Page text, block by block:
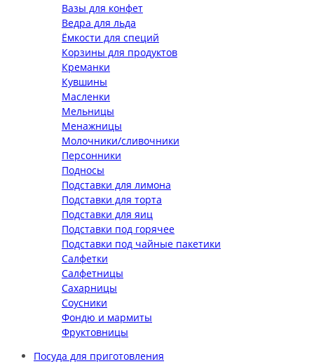
Вазы для конфет
Ведра для льда
Ёмкости для специй
Корзины для продуктов
Креманки
Кувшины
Масленки
Мельницы
Менажницы
Молочники/сливочники
Персонники
Подносы
Подставки для лимона
Подставки для торта
Подставки для яиц
Подставки под горячее
Подставки под чайные пакетики
Салфетки
Салфетницы
Сахарницы
Соусники
Фондю и мармиты
Фруктовницы
Посуда для приготовления